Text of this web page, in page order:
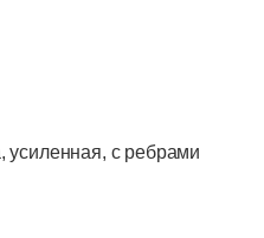
усиленная, с ребрами